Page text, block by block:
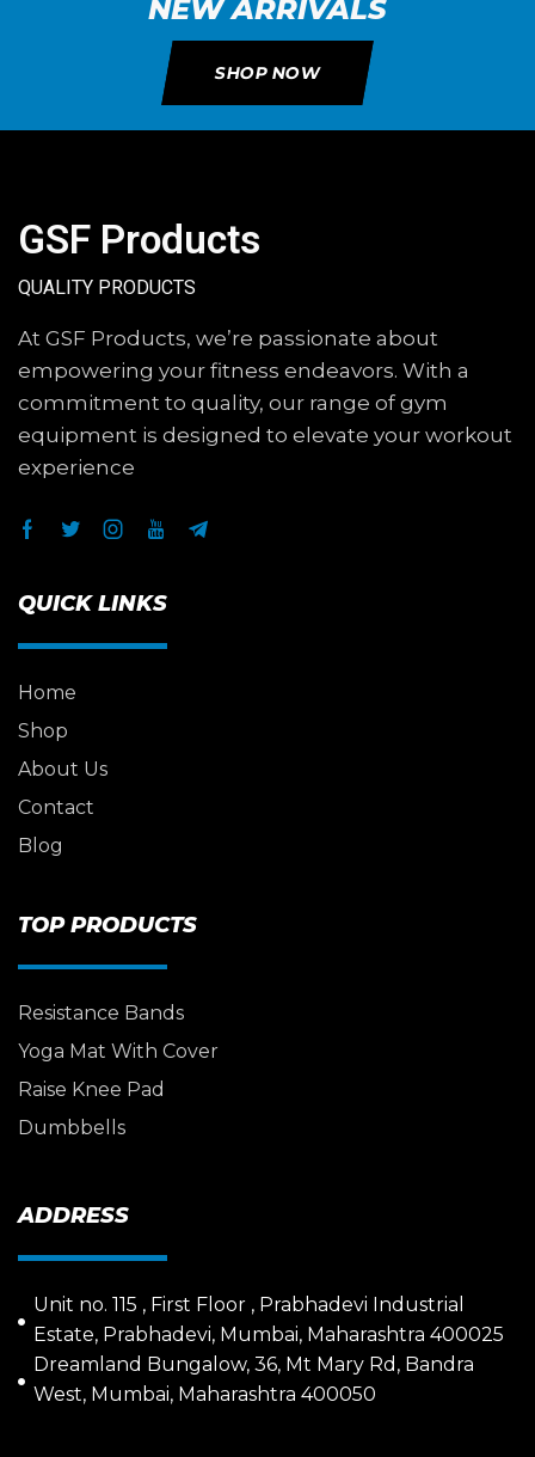
NEW ARRIVALS
SHOP NOW
GSF Products
QUALITY PRODUCTS
At GSF Products, we’re passionate about
empowering your fitness endeavors. With a
commitment to quality, our range of gym
equipment is designed to elevate your workout
experience
QUICK LINKS
Home
Shop
About Us
Contact
Blog
TOP PRODUCTS
Resistance Bands
Yoga Mat With Cover
Raise Knee Pad
Dumbbells
ADDRESS
Unit no. 115 , First Floor , Prabhadevi Industrial
Estate, Prabhadevi, Mumbai, Maharashtra 400025
Dreamland Bungalow, 36, Mt Mary Rd, Bandra
West, Mumbai, Maharashtra 400050